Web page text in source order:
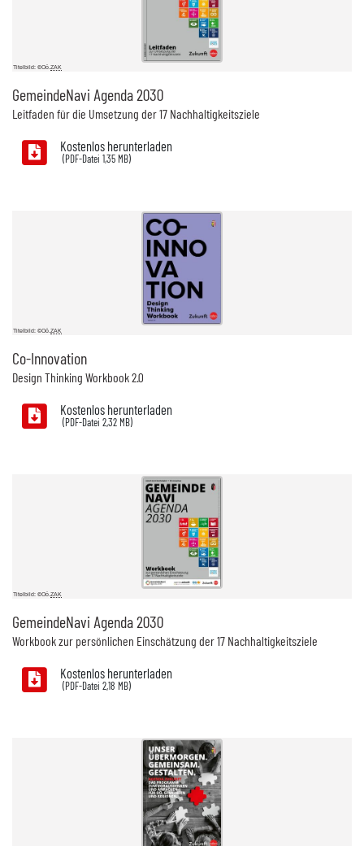
Titelbild: ©Oö. ZAK
GemeindeNavi Agenda 2030
Leitfaden für die Umsetzung der 17 Nachhaltigkeitsziele
Kostenlos herunterladen
1,35 MB)
Titelbild: ©Oö. ZAK
Co-Innovation
Design Thinking Workbook 2.0
Kostenlos herunterladen
2,32 MB)
Titelbild: ©Oö. ZAK
GemeindeNavi Agenda 2030
Workbook zur persönlichen Einschätzung der 17 Nachhaltigkeitsziele
Kostenlos herunterladen
2,18 MB)